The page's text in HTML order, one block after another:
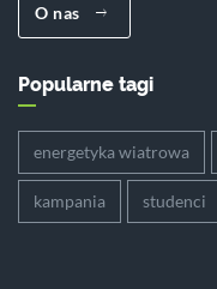
O nas
Popularne tagi
energetyka wiatrowa
kampania studenci